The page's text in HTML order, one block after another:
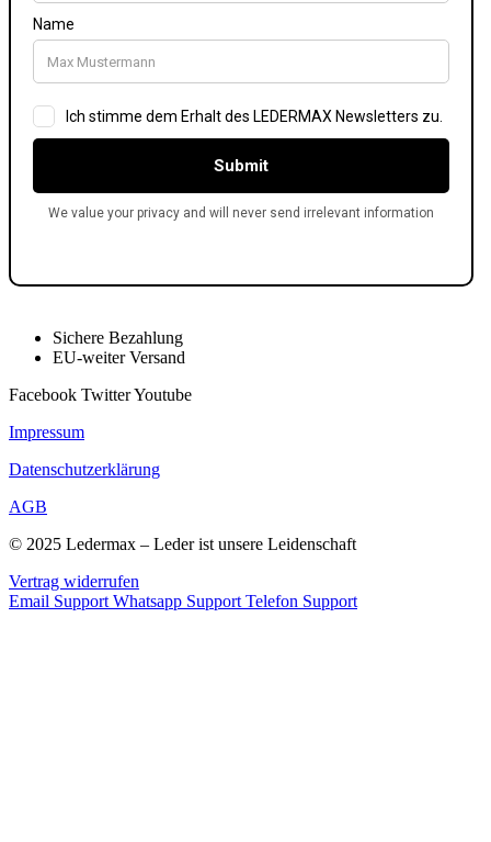
Sichere Bezahlung
EU-weiter Versand
Facebook TwitterYoutube
Impressum
Datenschutzerklärung
AGB
© 2025 Ledermax – Leder ist unsere Leidenschaft
Vertrag widerrufen
Email Support Whatsapp Support Telefon Support